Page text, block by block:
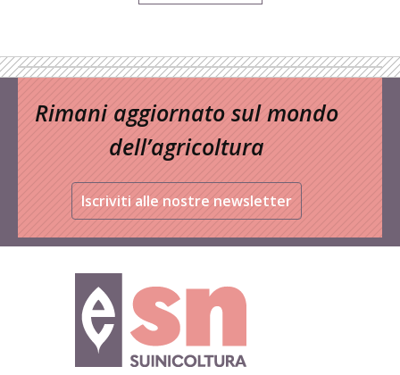
Rimani aggiornato sul mondo
dell’agricoltura
Iscriviti alle nostre newsletter